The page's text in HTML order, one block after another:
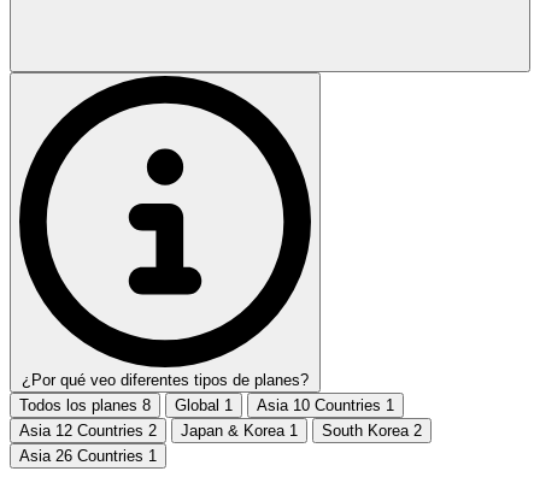
¿Por qué veo diferentes tipos de planes?
Todos los planes 8 Global 1 Asia 10 Countries 1
Asia 12 Countries 2 Japan & Korea 1 South Korea 2
Asia 26 Countries 1